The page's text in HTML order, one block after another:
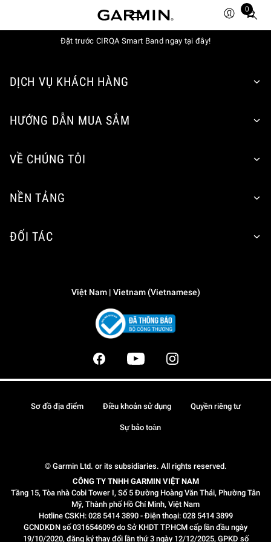
0
Total
items
Đặt trước CIRQA Smart Band ngay tại đây!
DỊCH VỤ KHÁCH HÀNG
HƯỚNG DẪN MUA SẮM
VỀ CHÚNG TÔI
NỀN TẢNG
ĐỐI TÁC
Việt Nam | Vietnam (Vietnamese)
© Garmin Ltd. or its subsidiaries. All rights reserved.
CÔNG TY TNHH GARMIN VIỆT NAM
Tầng 15, Tòa nhà Cobi Tower I, Số 5 Đường Hoàng Văn Thái, Phường Tân
Mỹ, Thành phố Hồ Chí Minh, Việt Nam
Hotline CSKH: 028 5414 3890 - Điện thoại: 028 5414 3899
GCNDKDN số 0316546099 do Sở KHDT TP.HCM cấp lần đầu ngày
19/10/2020, đăng ký thay đổi lần thứ 3 ngày 12/12/2025, GPKD số
Sơ đồ địa điểm Điều khoản sử dụng Quyền riêng tư
Sự bảo toàn